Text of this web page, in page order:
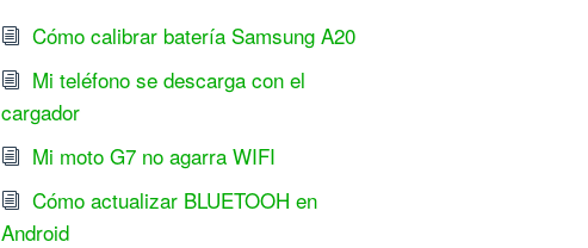
Cómo calibrar batería Samsung A20
Mi teléfono se descarga con el
cargador
Mi moto G7 no agarra WIFI
Cómo actualizar BLUETOOH en
Android